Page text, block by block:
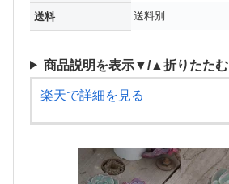
送料 送料別
商品説明を表示▼/▲折りたたむ
楽天で詳細を見る